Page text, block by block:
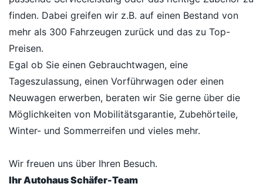
finden. Dabei greifen wir z.B. auf einen Bestand von
mehr als 300 Fahrzeugen zurück und das zu Top-
Preisen.
Egal ob Sie einen Gebrauchtwagen, eine
Tageszulassung, einen Vorführwagen oder einen
Neuwagen erwerben, beraten wir Sie gerne über die
Möglichkeiten von Mobilitätsgarantie, Zubehörteile,
Winter- und Sommerreifen und vieles mehr.
Wir freuen uns über Ihren Besuch.
Ihr Autohaus Schäfer-Team